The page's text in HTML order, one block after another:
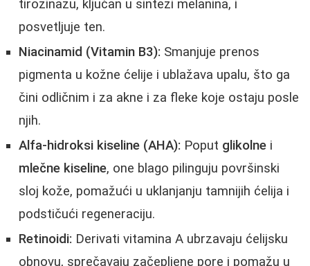
tirozinazu, ključan u sintezi melanina, i
posvetljuje ten.
Niacinamid (Vitamin B3): Smanjuje prenos
pigmenta u kožne ćelije i ublažava upalu, što ga
čini odličnim i za akne i za fleke koje ostaju posle
njih.
Alfa-hidroksi kiseline (AHA): Poput glikolne i
mlečne kiseline, one blago pilinguju površinski
sloj kože, pomažući u uklanjanju tamnijih ćelija i
podstičući regeneraciju.
Retinoidi: Derivati vitamina A ubrzavaju ćelijsku
obnovu, sprečavaju začepljene pore i pomažu u